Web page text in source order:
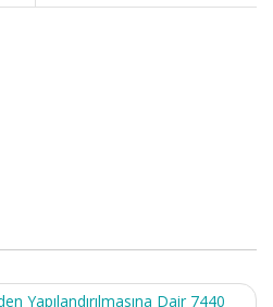
Yapılandırılmasına Dair 7440